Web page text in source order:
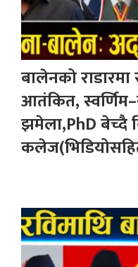
बालेनको
आतंकित,
झमेला,PhD बेच्दै